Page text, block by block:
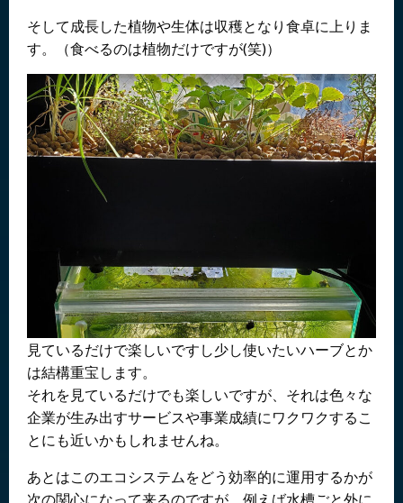
そして成長した植物や生体は収穫となり食卓に上りま
す。（食べるのは植物だけですが(笑)）
見ているだけで楽しいですし少し使いたいハーブとか
は結構重宝します。
それを見ているだけでも楽しいですが、それは色々な
企業が生み出すサービスや事業成績にワクワクするこ
とにも近いかもしれませんね。
あとはこのエコシステムをどう効率的に運用するかが
次の関心になって来るのですが、例えば水槽ごと外に